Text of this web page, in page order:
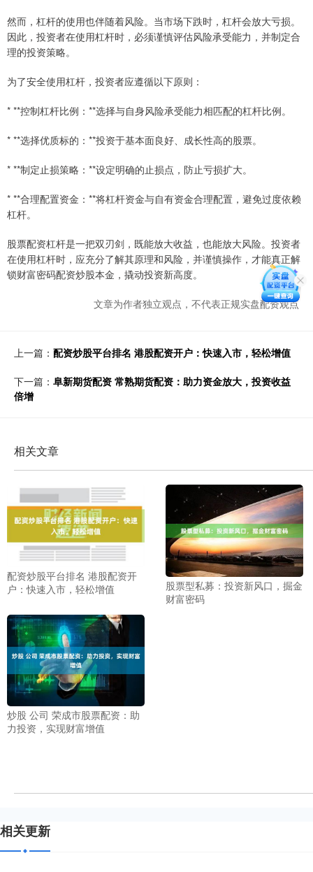
然而，杠杆的使用也伴随着风险。当市场下跌时，杠杆会放大亏损。
因此，投资者在使用杠杆时，必须谨慎评估风险承受能力，并制定合
理的投资策略。
为了安全使用杠杆，投资者应遵循以下原则：
* **控制杠杆比例：**选择与自身风险承受能力相匹配的杠杆比例。
* **选择优质标的：**投资于基本面良好、成长性高的股票。
* **制定止损策略：**设定明确的止损点，防止亏损扩大。
* **合理配置资金：**将杠杆资金与自有资金合理配置，避免过度依赖
杠杆。
股票配资杠杆是一把双刃剑，既能放大收益，也能放大风险。投资者
在使用杠杆时，应充分了解其原理和风险，并谨慎操作，才能真正解
锁财富密码配资炒股本金，撬动投资新高度。
文章为作者独立观点，不代表正规实盘配资观点
上一篇： 配资炒股平台排名 港股配资开户：快速入市，轻松增值
下一篇： 阜新期货配资 常熟期货配资：助力资金放大，投资收益
倍增
相关文章
配资炒股平台排名 港股配资开
户：快速入市，轻松增值
股票型私募：投资新风口，掘金
财富密码
炒股 公司 荣成市股票配资：助
力投资，实现财富增值
相关更新